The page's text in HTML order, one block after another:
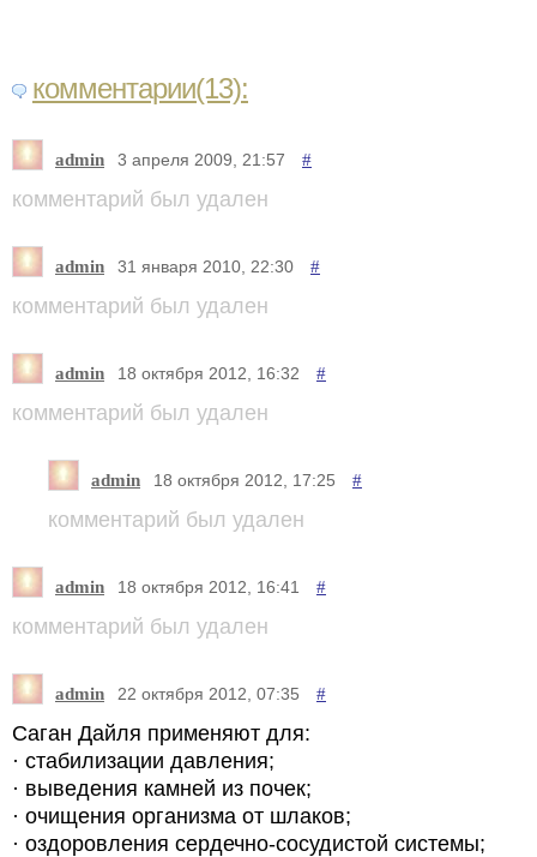
комментарии(13):
admin 3 апреля 2009, 21:57 #
комментарий был удален
admin 31 января 2010, 22:30 #
комментарий был удален
admin 18 октября 2012, 16:32 #
комментарий был удален
admin 18 октября 2012, 17:25 #
комментарий был удален
admin 18 октября 2012, 16:41 #
комментарий был удален
admin 22 октября 2012, 07:35 #
Саган Дайля применяют для:
· стабилизации давления;
· выведения камней из почек;
· очищения организма от шлаков;
· оздоровления сердечно-сосудистой системы;